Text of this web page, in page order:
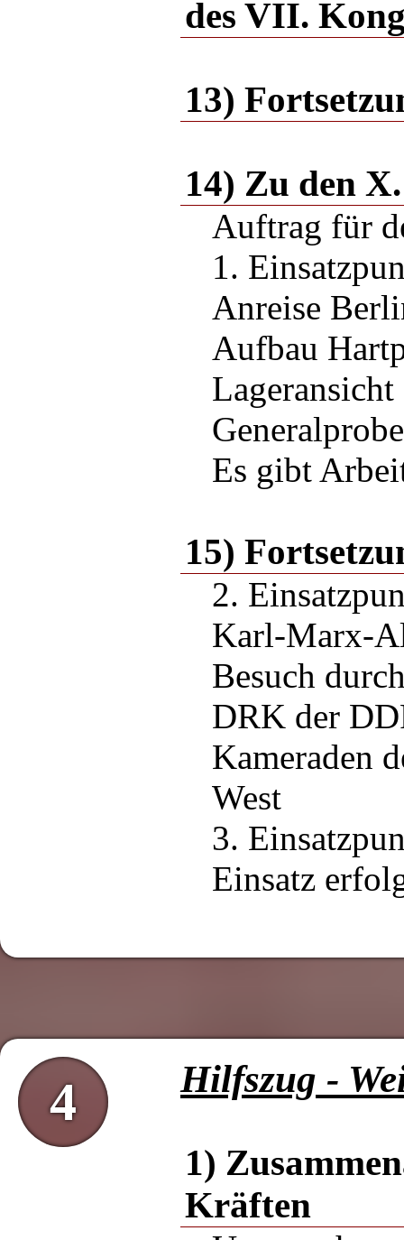
des VII.
13)
14) Zu den
Auftrag für
1.
Anreise
Aufbau
Lageransicht
Generalprobe
Es gibt
15)
2.
Karl-Marx-
Besuch
DRK der
Kameraden
West
3.
Einsatz
4 Hilfszug -
1)
Kräften